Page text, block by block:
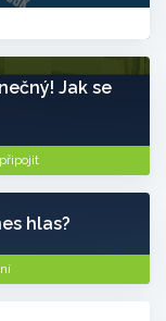
Jak se
hlas?